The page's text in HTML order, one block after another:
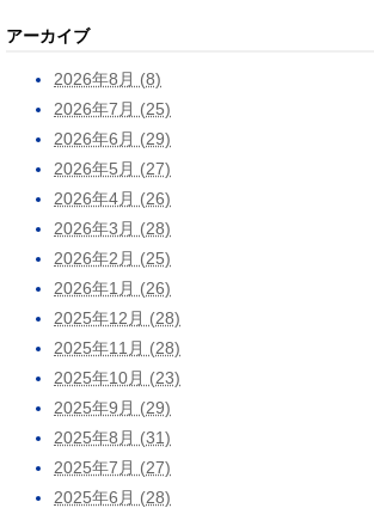
アーカイブ
2026年8月 (8)
2026年7月 (25)
2026年6月 (29)
2026年5月 (27)
2026年4月 (26)
2026年3月 (28)
2026年2月 (25)
2026年1月 (26)
2025年12月 (28)
2025年11月 (28)
2025年10月 (23)
2025年9月 (29)
2025年8月 (31)
2025年7月 (27)
2025年6月 (28)